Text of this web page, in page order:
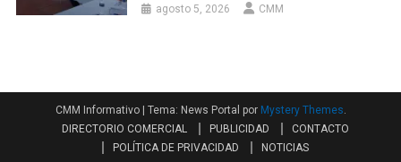
agosto 5, 2026 CMM
CMM Informativo | Tema: News Portal por Mystery Themes
DIRECTORIO COMERCIAL
PUBLICIDAD
CONTACTO
POLÍTICA DE PRIVACIDAD
NOTICIAS